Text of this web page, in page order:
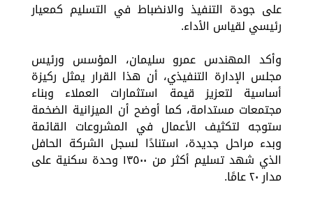
على جودة التنفيذ والانضباط في التسليم كمعيار
رئيسي لقياس الأداء.
وأكد المهندس عمرو سليمان، المؤسس ورئيس
مجلس الإدارة التنفيذي، أن هذا القرار يمثل ركيزة
أساسية لتعزيز قيمة استثمارات العملاء وبناء
مجتمعات مستدامة، كما أوضح أن الميزانية الضخمة
ستوجه لتكثيف الأعمال في المشروعات القائمة
وبدء مراحل جديدة، استنادًا لسجل الشركة الحافل
الذي شهد تسليم أكثر من ١٣٥٠٠ وحدة سكنية على
مدار ٢٠ عامًا.